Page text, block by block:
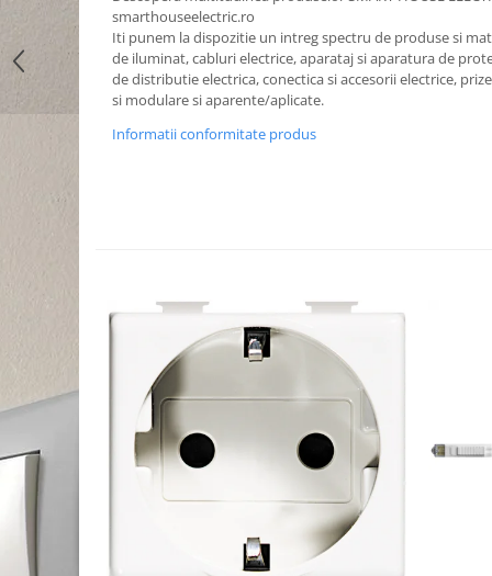
smarthouseelectric.ro
Iti punem la dispozitie un intreg spectru de produse si
de iluminat, cabluri electrice, aparataj si aparatura de
de distributie electrica, conectica si accesorii electrice,
si modulare si aparente/aplicate.
Informatii conformitate produs